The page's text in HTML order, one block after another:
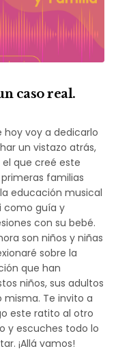
caso real.
hoy voy a dedicarlo
un vistazo atrás,
el que creé este
familias
educación musical
como guía y
con su bebé.
son niños y niñas
sobre la
que han
niños, sus adultos
Te invito a
este ratito al otro
y escuches todo lo
¡Allá vamos!